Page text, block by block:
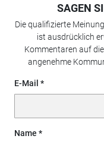
SAGEN
Die qualifizierte
ist ausdrücklich
Kommentaren auf
angenehme
E-Mail
Name